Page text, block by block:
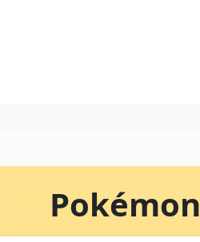
Pokémon